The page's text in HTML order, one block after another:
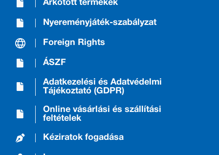
Árkötött termékek
Nyereményjáték-szabályzat
Foreign Rights
ÁSZF
Adatkezelési és Adatvédelmi
Tájékoztató (GDPR)
Online vásárlási és szállítási
feltételek
Kéziratok fogadása